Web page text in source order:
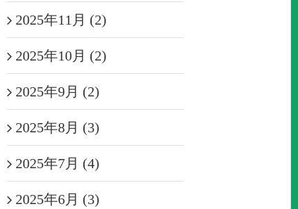
2025年11月 (2)
2025年10月 (2)
2025年9月 (2)
2025年8月 (3)
2025年7月 (4)
2025年6月 (3)